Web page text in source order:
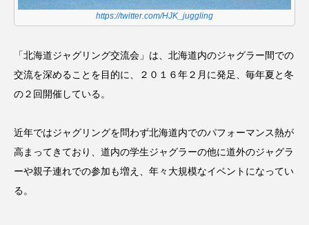
https://twitter.com/HJK_juggling
「北海道ジャグリング交流会」は、北海道内のジャグラー間での
交流を深めることを目的に、２０１６年２月に発足、毎年夏と冬
の２回開催している。
近年ではジャグリングを問わず北海道内でのパフォーマンス熱が
高まってきており、道内の学生ジャグラーの他に道外のジャグラ
ーや親子連れでの参加も増え、年々大規模なイベントになってい
る。